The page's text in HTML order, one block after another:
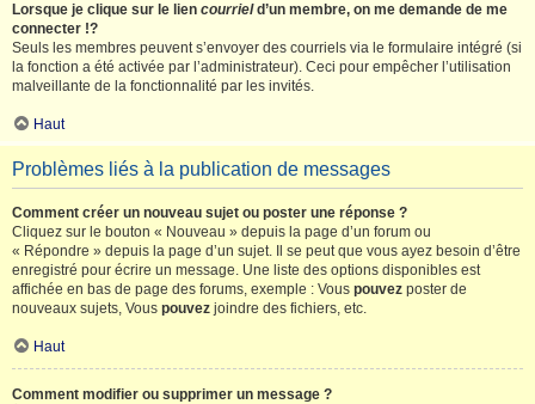
Lorsque je clique sur le lien courrield’un membre, on me demande de me
connecter !?
Seuls les membres peuvent s’envoyer des courriels via le formulaire intégré (si
la fonction a été activée par l’administrateur). Ceci pour empêcher l’utilisation
malveillante de la fonctionnalité par les invités.
Haut
Problèmes liés à la publication de messages
Comment créer un nouveau sujet ou poster une réponse ?
Cliquez sur le bouton « Nouveau » depuis la page d’un forum ou
« Répondre » depuis la page d’un sujet. Il se peut que vous ayez besoin d’être
enregistré pour écrire un message. Une liste des options disponibles est
affichée en bas de page des forums, exemple : Vous pouvez poster de
nouveaux sujets, Vous pouvez joindre des fichiers, etc.
Haut
Comment modifier ou supprimer un message ?